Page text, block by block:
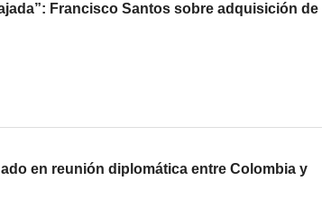
Francisco Santos sobre adquisición de
en reunión diplomática entre Colombia y